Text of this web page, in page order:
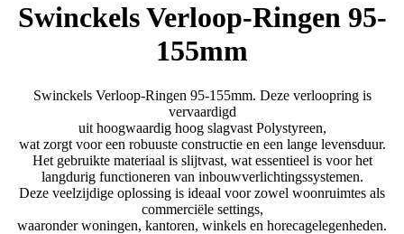
Swinckels Verloop-Ringen 95-
155mm
Swinckels Verloop-Ringen 95-155mm. Deze verloopring is
vervaardigd
uit hoogwaardig hoog slagvast Polystyreen,
wat zorgt voor een robuuste constructie en een lange levensduur.
Het gebruikte materiaal is slijtvast, wat essentieel is voor het
langdurig functioneren van inbouwverlichtingssystemen.
Deze veelzijdige oplossing is ideaal voor zowel woonruimtes als
commerciële settings,
waaronder woningen, kantoren, winkels en horecagelegenheden.